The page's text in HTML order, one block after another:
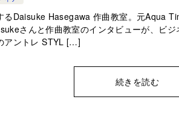
るDaisuke Hasegawa 作曲教室。元Aqua
さんと作曲教室のインタビューが、ビジ
アントレ STYL […]
続きを読む